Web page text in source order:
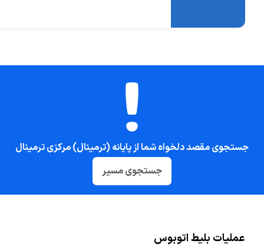
جستجوی مقصد دلخواه شما از پایانه (ترمینال) مرکزی ترمینال
جستجوی مسیر
عملیات بلیط اتوبوس